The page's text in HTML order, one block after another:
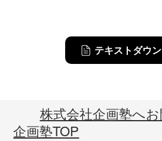
テキストダウ
企画塾TOP
株式会社企画塾へ